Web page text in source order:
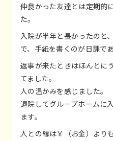
仲良かった友達とは定期的
た。
入院が半年と長かったのと
で、手紙を書くのが日課で
返事が来たときはほんとに
てました。
人の温かみを感じました。
退院してグループホームに
ます。
人との縁は￥（お金）より